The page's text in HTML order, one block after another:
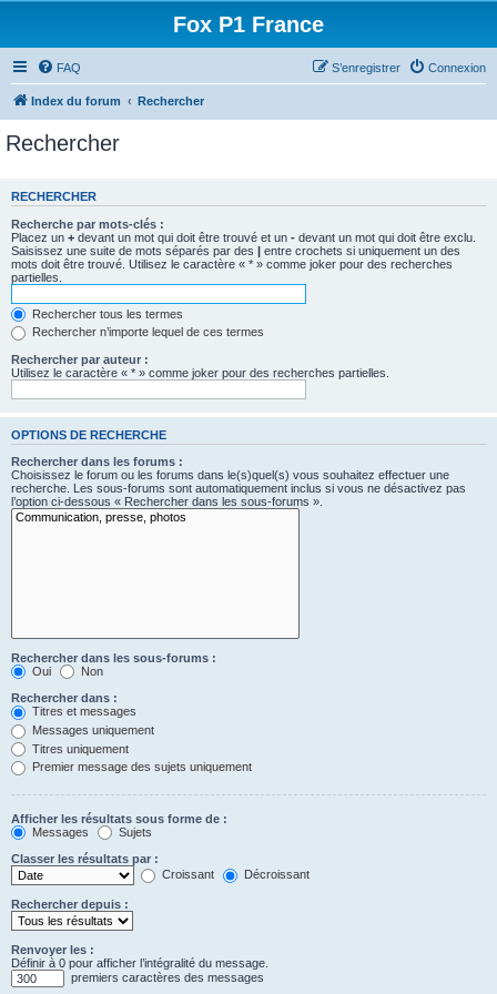
Fox P1 France
FAQ Connexion
S’enregistrer
Index du forum Rechercher
Rechercher
RECHERCHER
Recherche par mots-clés :
Placez un + devant un mot qui doit être trouvé et un - devant un mot qui doit être exclu.
Saisissez une suite de mots séparés par des | entre crochets si uniquement un des
mots doit être trouvé. Utilisez le caractère « * » comme joker pour des recherches
partielles.
Rechercher tous les termes
Rechercher n’importe lequel de ces termes
Rechercher par auteur :
Utilisez le caractère « * » comme joker pour des recherches partielles.
OPTIONS DE RECHERCHE
Rechercher dans les forums :
Choisissez le forum ou les forums dans le(s)quel(s) vous souhaitez effectuer une
recherche. Les sous-forums sont automatiquement inclus si vous ne désactivez pas
l’option ci-dessous « Rechercher dans les sous-forums ».
Rechercher dans les sous-forums :
Oui
Non
Rechercher dans :
Titres et messages
Messages uniquement
Titres uniquement
Premier message des sujets uniquement
Afficher les résultats sous forme de :
Messages
Sujets
Classer les résultats par :
Croissant
Décroissant
Rechercher depuis :
Renvoyer les :
Définir à 0 pour afficher l’intégralité du message.
premiers caractères des messages